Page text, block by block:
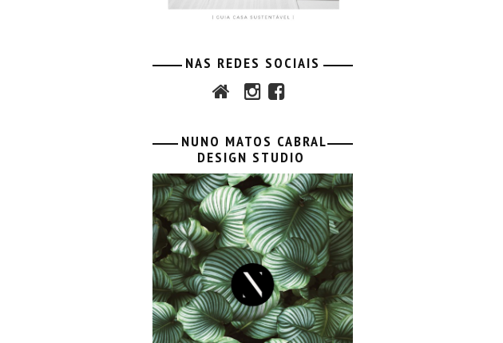
NAS REDES SOCIAIS
NUNO MATOS CABRAL
DESIGN STUDIO